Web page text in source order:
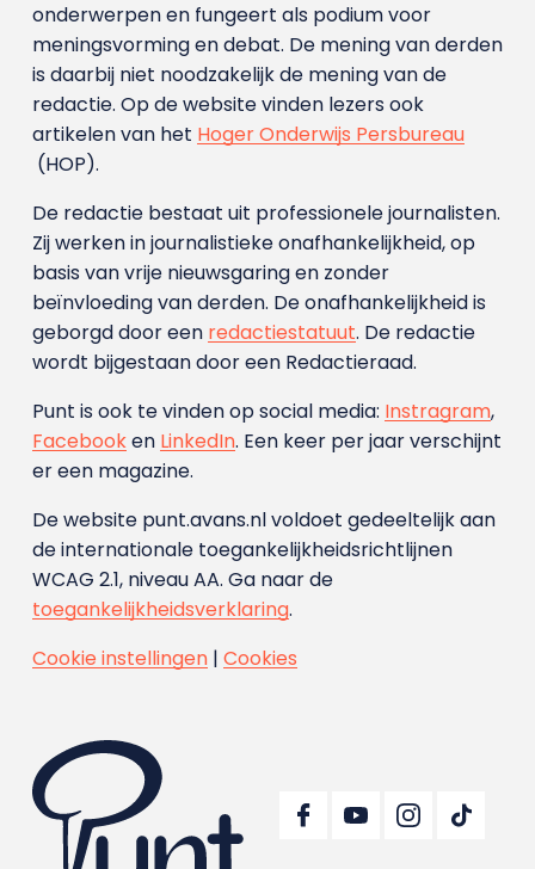
onderwerpen en fungeert als podium voor
meningsvorming en debat. De mening van derden
is daarbij niet noodzakelijk de mening van de
redactie. Op de website vinden lezers ook
artikelen van het Hoger Onderwijs Persbureau
(HOP).
De redactie bestaat uit professionele journalisten.
Zij werken in journalistieke onafhankelijkheid, op
basis van vrije nieuwsgaring en zonder
beïnvloeding van derden. De onafhankelijkheid is
geborgd door een redactiestatuut. De redactie
wordt bijgestaan door een Redactieraad.
Punt is ook te vinden op social media: Instragram,
Facebooken LinkedIn. Een keer per jaar verschijnt
er een magazine.
De website punt.avans.nl voldoet gedeeltelijk aan
de internationale toegankelijkheidsrichtlijnen
WCAG 2.1, niveau AA. Ga naar de
toegankelijkheidsverklaring.
Cookie instellingen| Cookies